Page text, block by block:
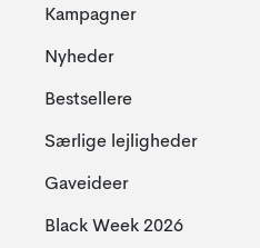
Kampagner
Nyheder
Bestsellere
Særlige lejligheder
Gaveideer
Black Week 2026